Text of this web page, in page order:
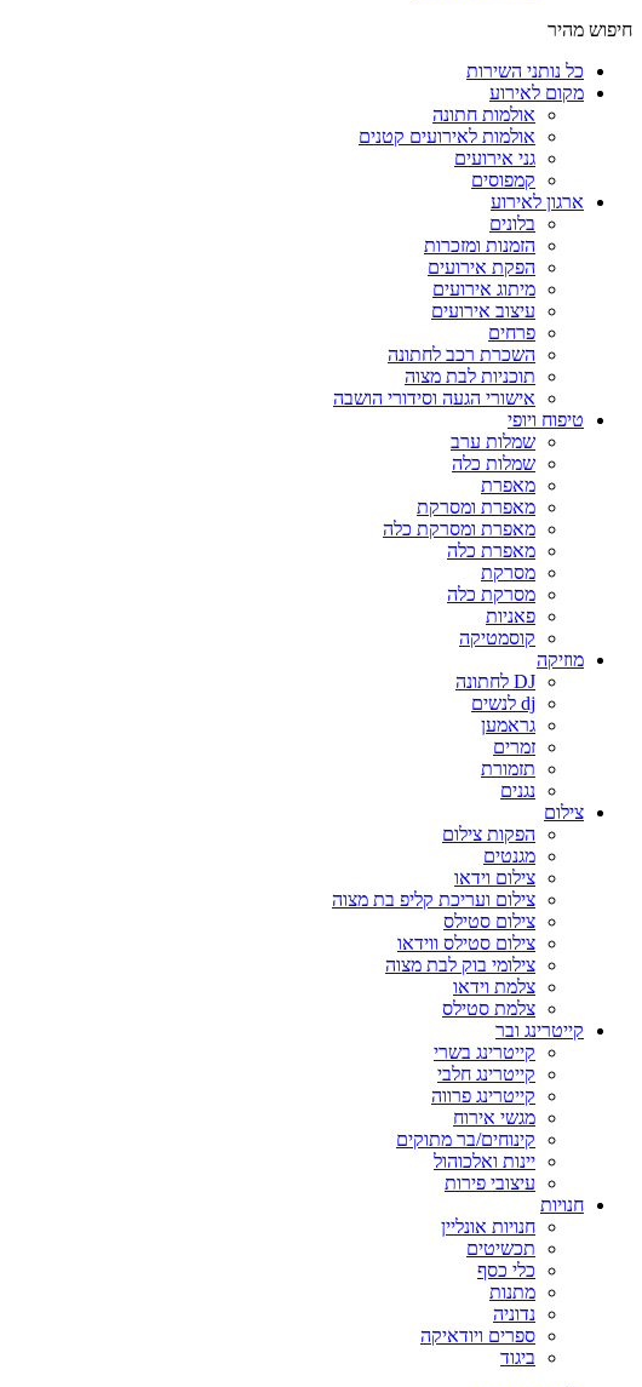
חיפוש מהיר
כל נותני השירות
מקום לאירוע
אולמות חתונה
אולמות לאירועים קטנים
גני אירועים
קמפוסים
ארגון לאירוע
בלונים
הזמנות ומזכרות
הפקת אירועים
מיתוג אירועים
עיצוב אירועים
פרחים
השכרת רכב לחתונה
תוכניות לבת מצוה
אישורי הגעה וסידורי הושבה
טיפוח ויופי
שמלות ערב
שמלות כלה
מאפרת
מאפרת ומסרקת
מאפרת ומסרקת כלה
מאפרת כלה
מסרקת
מסרקת כלה
פאניות
קוסמטיקה
מוזיקה
DJ לחתונה
dj לנשים
גראמען
זמרים
תזמורת
נגנים
צילום
הפקות צילום
מגנטים
צילום וידאו
צילום ועריכת קליפ בת מצוה
צילום סטילס
צילום סטילס ווידאו
צילומי בוק לבת מצוה
צלמת וידאו
צלמת סטילס
קייטרינג ובר
קייטרינג בשרי
קייטרינג חלבי
קייטרינג פרווה
מגשי אירוח
קינוחים/בר מתוקים
יינות ואלכוהול
עיצובי פירות
חנויות
חנויות אונליין
תכשיטים
כלי כסף
מתנות
נדוניה
ספרים ויודאיקה
ביגוד